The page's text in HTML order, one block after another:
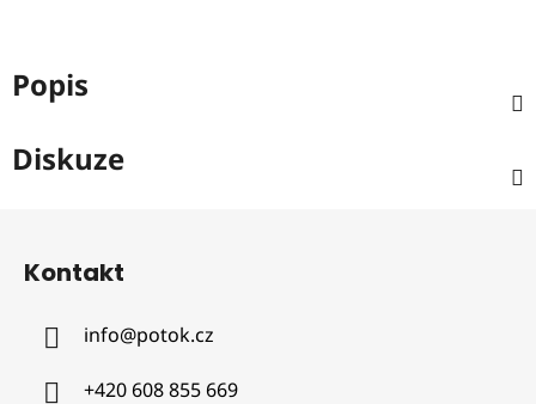
Popis
Diskuze
Kontakt
info@potok.cz
+420 608 855 669